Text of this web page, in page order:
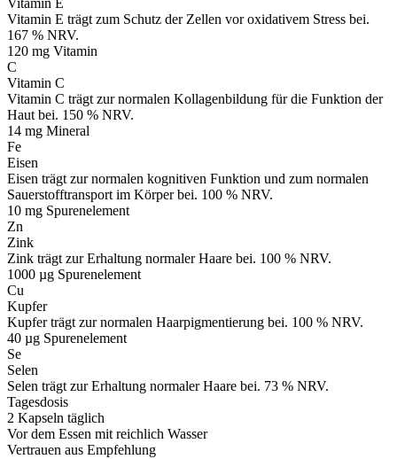
Vitamin E
Vitamin E trägt zum Schutz der Zellen vor oxidativem Stress bei.
167 % NRV.
120 mg Vitamin
C
Vitamin C
Vitamin C trägt zur normalen Kollagenbildung für die Funktion der
Haut bei. 150 % NRV.
14 mg Mineral
Fe
Eisen
Eisen trägt zur normalen kognitiven Funktion und zum normalen
Sauerstofftransport im Körper bei. 100 % NRV.
10 mg Spurenelement
Zn
Zink
Zink trägt zur Erhaltung normaler Haare bei. 100 % NRV.
1000 µg Spurenelement
Cu
Kupfer
Kupfer trägt zur normalen Haarpigmentierung bei. 100 % NRV.
40 µg Spurenelement
Se
Selen
Selen trägt zur Erhaltung normaler Haare bei. 73 % NRV.
Tagesdosis
2 Kapseln täglich
Vor dem Essen mit reichlich Wasser
Vertrauen aus Empfehlung